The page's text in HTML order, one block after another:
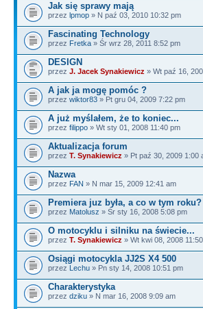
Jak się sprawy mają
przez lpmop » N paź 03, 2010 10:32 pm
Fascinating Technology
przez Fretka » Śr wrz 28, 2011 8:52 pm
DESIGN
przez J. Jacek Synakiewicz » Wt paź 16,
A jak ja mogę pomóc ?
przez wiktor83 » Pt gru 04, 2009 7:22 pm
A już myślałem, że to koniec...
przez filippo » Wt sty 01, 2008 11:40 pm
Aktualizacja forum
przez T. Synakiewicz » Pt paź 30, 2009 1:00
Nazwa
przez FAN » N mar 15, 2009 12:41 am
Premiera juz była, a co w tym roku?
przez Matolusz » Śr sty 16, 2008 5:08 pm
O motocyklu i silniku na świecie...
przez T. Synakiewicz » Wt kwi 08, 2008
Osiągi motocykla JJ2S X4 500
przez Lechu » Pn sty 14, 2008 10:51 pm
Charakterystyka
przez dziku » N mar 16, 2008 9:09 am